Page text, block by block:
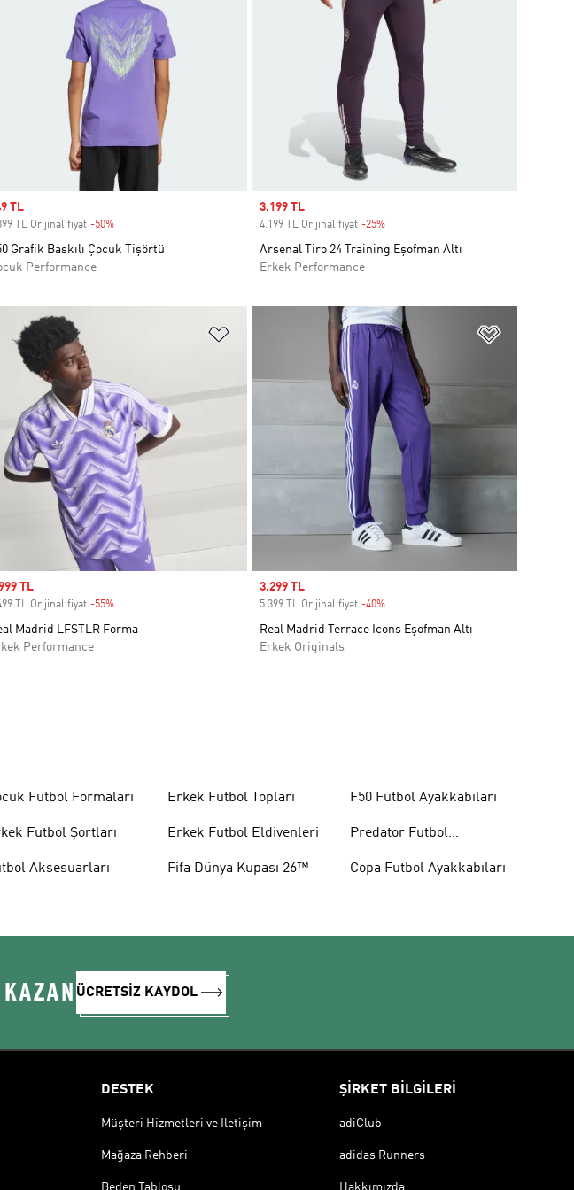
price
TL
TL Orijinal fiyat -50%
Grafik Baskılı Çocuk Tişörtü
Performance
Sale price
3.199 TL
4.199 TL Orijinal fiyat -25%Discount
Arsenal Tiro 24 Training Eşofman Altı
Erkek Performance
Listesine Ekle Favori Listesine Ekle
price
TL
TL Orijinal fiyat -55%
Madrid LFSTLR Forma
Performance
Sale price
3.299 TL
5.399 TL Orijinal fiyat -40%Discount
Real Madrid Terrace Icons Eşofman Altı
Erkek Originals
Futbol Formaları
Futbol Şortları
Aksesuarları
Erkek Futbol Topları
Erkek Futbol Eldivenleri
Fifa Dünya Kupası 26™
F50 Futbol Ayakkabıları
Predator Futbol
Copa Futbol Ayakkabıları
ÜCRETSİZ KAYDOL
DESTEK
Müşteri Hizmetleri ve İletişim
Mağaza Rehberi
Beden Tablosu
ŞİRKET BİLGİLERİ
adiClub
adidas Runners
Hakkımızda